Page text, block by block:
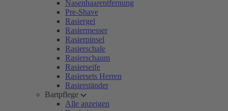
Nasenhaarentfernung
Pre-Shave
Rasiergel
Rasiermesser
Rasierpinsel
Rasierschale
Rasierschaum
Rasierseife
Rasiersets Herren
Rasierständer
Bartpflege
Alle anzeigen